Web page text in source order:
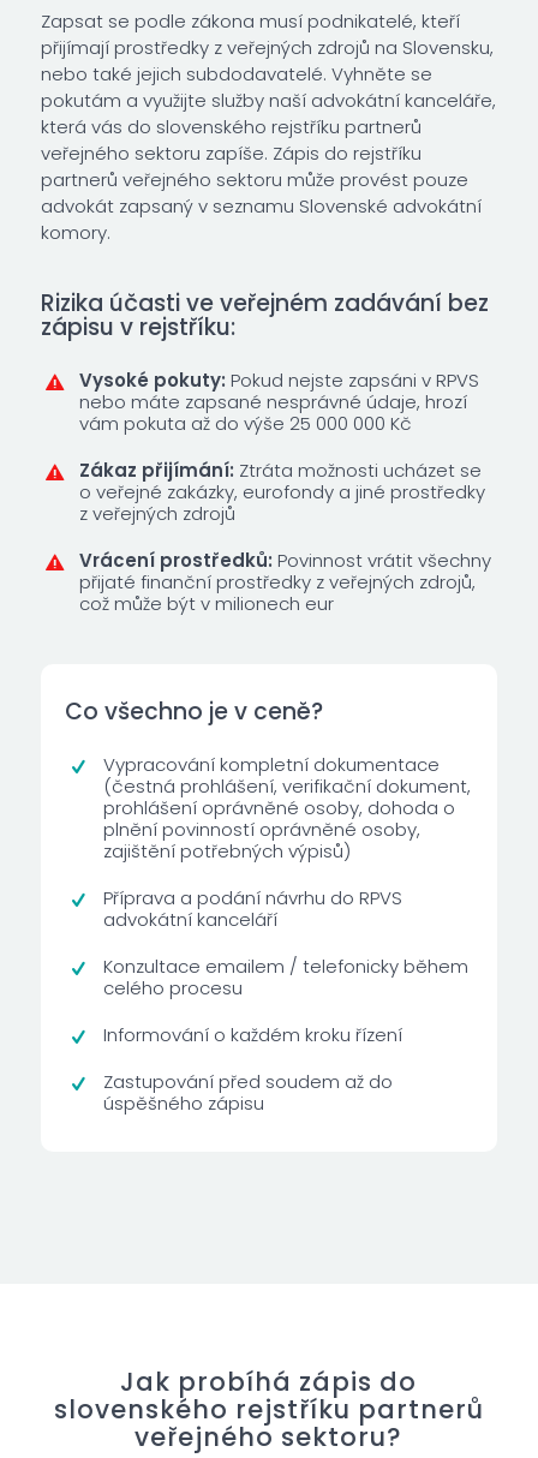
Zapsat se podle zákona musí podnikatelé, kteří
přijímají prostředky z veřejných zdrojů na Slovensku,
nebo také jejich subdodavatelé. Vyhněte se
pokutám a využijte služby naší advokátní kanceláře,
která vás do slovenského rejstříku partnerů
veřejného sektoru zapíše. Zápis do rejstříku
partnerů veřejného sektoru může provést pouze
advokát zapsaný v seznamu Slovenské advokátní
komory.
Rizika účasti ve veřejném zadávání bez
zápisu v rejstříku:
Vysoké pokuty: Pokud nejste zapsáni v RPVS
nebo máte zapsané nesprávné údaje, hrozí
vám pokuta až do výše 25 000 000 Kč
Zákaz přijímání: Ztráta možnosti ucházet se
o veřejné zakázky, eurofondy a jiné prostředky
z veřejných zdrojů
Vrácení prostředků: Povinnost vrátit všechny
přijaté finanční prostředky z veřejných zdrojů,
což může být v milionech eur
Co všechno je v ceně?
Vypracování kompletní dokumentace
(čestná prohlášení, verifikační dokument,
prohlášení oprávněné osoby, dohoda o
plnění povinností oprávněné osoby,
zajištění potřebných výpisů)
Příprava a podání návrhu do RPVS
advokátní kanceláří
Konzultace emailem / telefonicky během
celého procesu
Informování o každém kroku řízení
Zastupování před soudem až do
úspěšného zápisu
Jak probíhá zápis do
slovenského rejstříku partnerů
veřejného sektoru?